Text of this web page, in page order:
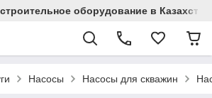
оборудование в
Насосы Насосы для скважин